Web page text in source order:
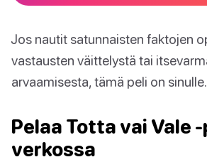
Jos nautit satunnaisten faktojen
vastausten väittelystä tai
arvaamisesta, tämä peli on sinulle.
Pelaa Totta vai Vale
verkossa